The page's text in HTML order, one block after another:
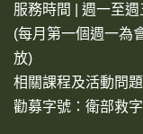
服務時間 | 週一至
(每月第一個週一為
放)
相關課程及活動問
勸募字號：衛部救